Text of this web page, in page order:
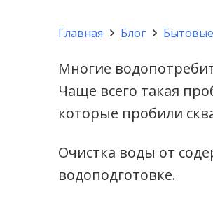
Главная Блог
Многие
Чаще всего такая
которые пробили
Очистка воды от
водоподготовке.